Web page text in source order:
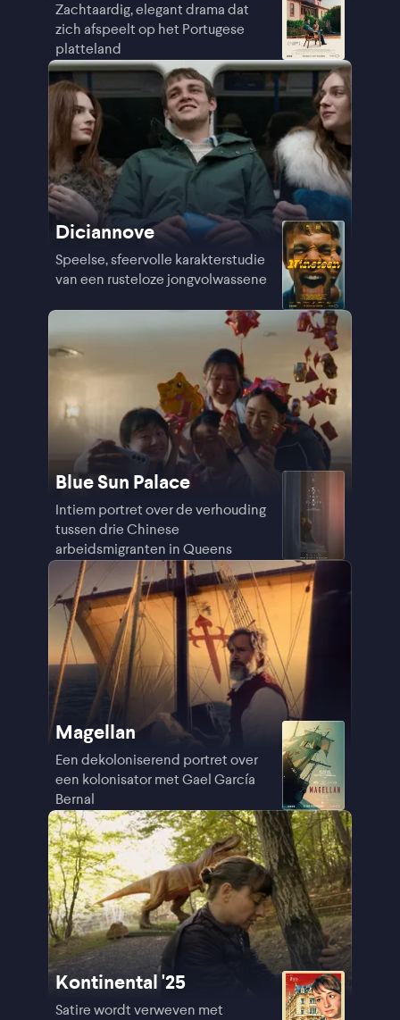
Zachtaardig, elegant drama dat
zich afspeelt op het Portugese
platteland
Diciannove
Speelse, sfeervolle karakterstudie
van een rusteloze jongvolwassene
Blue Sun Palace
Intiem portret over de verhouding
tussen drie Chinese
arbeidsmigranten in Queens
Magellan
Een dekoloniserend portret over
een kolonisator met Gael García
Bernal
Kontinental '25
Satire wordt verweven met